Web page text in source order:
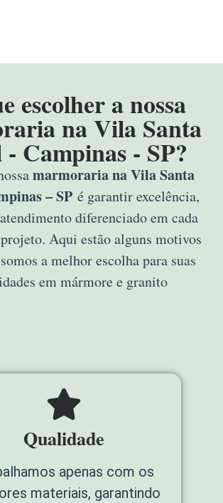
escolher a nossa
na Vila Santa
Campinas - SP?
marmoraria na Vila Santa
– SPé garantir excelência,
diferenciado em cada
Aqui estão alguns motivos
a melhor escolha para suas
em mármore e granito
Qualidade
apenas com os
materiais, garantindo